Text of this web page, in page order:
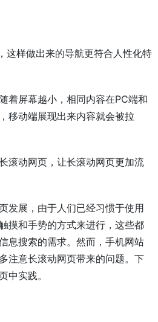
这样做出来的导航更符合人性化特
着屏幕越小，相同内容在PC端和
移动端展现出来内容就会被拉
滚动网页，让长滚动网页更加流
发展，由于人们已经习惯于使用
摸和手势的方式来进行，这些都
息搜索的需求。然而，手机网站
注意长滚动网页带来的问题。下
中实践。